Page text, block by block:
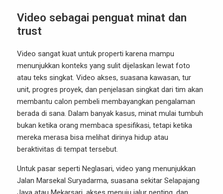
Video sebagai penguat minat dan
trust
Video sangat kuat untuk properti karena mampu
menunjukkan konteks yang sulit dijelaskan lewat foto
atau teks singkat. Video akses, suasana kawasan, tur
unit, progres proyek, dan penjelasan singkat dari tim akan
membantu calon pembeli membayangkan pengalaman
berada di sana. Dalam banyak kasus, minat mulai tumbuh
bukan ketika orang membaca spesifikasi, tetapi ketika
mereka merasa bisa melihat dirinya hidup atau
beraktivitas di tempat tersebut.
Untuk pasar seperti Neglasari, video yang menunjukkan
Jalan Marsekal Suryadarma, suasana sekitar Selapajang